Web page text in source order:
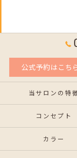
公式予約はこち
当サロンの特
コンセプト
カラー